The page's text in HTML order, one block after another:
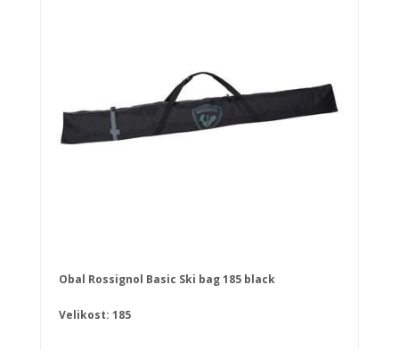
Obal Rossignol Basic Ski bag 185 black
Velikost: 185